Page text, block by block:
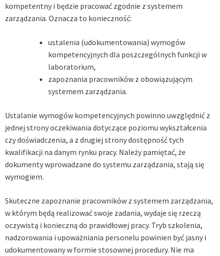
kompetentny i będzie pracować zgodnie z systemem
zarządzania. Oznacza to konieczność:
ustalenia (udokumentowania) wymogów
kompetencyjnych dla poszczególnych funkcji w
laboratorium,
zapoznania pracowników z obowiązującym
systemem zarządzania.
Ustalanie wymogów kompetencyjnych powinno uwzględnić z
jednej strony oczekiwania dotyczące poziomu wykształcenia
czy doświadczenia, a z drugiej strony dostępność tych
kwalifikacji na danym rynku pracy. Należy pamiętać, że
dokumenty wprowadzane do systemu zarządzania, stają się
wymogiem.
Skuteczne zapoznanie pracowników z systemem zarządzania,
w którym będą realizować swoje zadania, wydaje się rzeczą
oczywistą i konieczną do prawidłowej pracy. Tryb szkolenia,
nadzorowania i upoważniania personelu powinien być jasny i
udokumentowany w formie stosownej procedury. Nie ma